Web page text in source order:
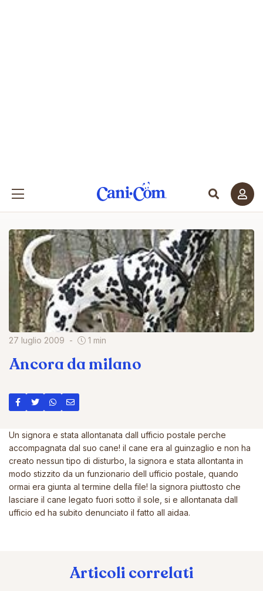
27 luglio 2009 1 min
Ancora da milano
Un signora e stata allontanata dall ufficio postale perche
accompagnata dal suo cane! il cane era al guinzaglio e non ha
creato nessun tipo di disturbo, la signora e stata allontanta in
modo stizzito da un funzionario dell ufficio postale, quando
ormai era giunta al termine della file! la signora piuttosto che
lasciare il cane legato fuori sotto il sole, si e allontanata dall
ufficio ed ha subito denunciato il fatto all aidaa.
Articoli correlati